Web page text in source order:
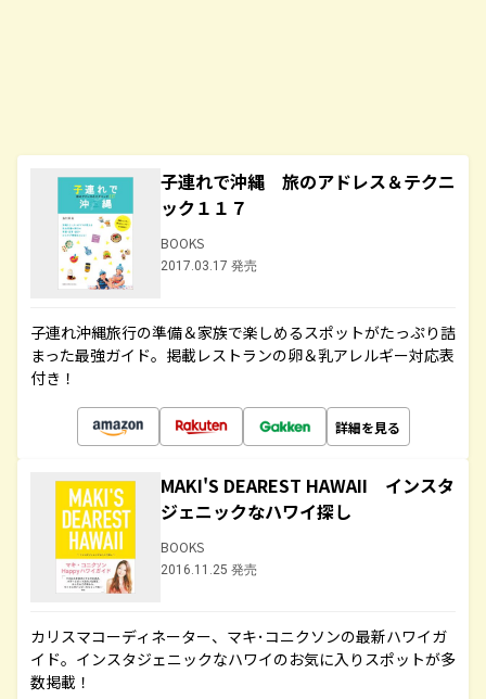
子連れで沖縄 旅のアドレス＆テクニ
ック１１７
BOOKS
2017.03.17 発売
子連れ沖縄旅行の準備＆家族で楽しめるスポットがたっぷり詰
まった最強ガイド。掲載レストランの卵＆乳アレルギー対応表
付き！
詳細を見る
MAKI'S DEAREST HAWAII インスタ
ジェニックなハワイ探し
BOOKS
2016.11.25 発売
カリスマコーディネーター、マキ･コニクソンの最新ハワイガ
イド。インスタジェニックなハワイのお気に入りスポットが多
数掲載！